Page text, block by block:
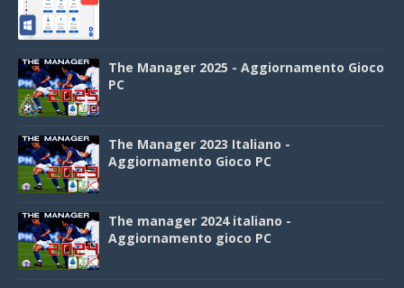
The Manager 2025 - Aggiornamento Gioco
PC
The Manager 2023 Italiano -
Aggiornamento Gioco PC
The manager 2024 italiano -
Aggiornamento gioco PC